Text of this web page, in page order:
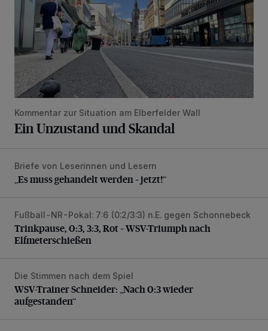
Kommentar zur Situation am Elberfelder Wall
Ein Unzustand und Skandal
„Es muss gehandelt werden – jetzt!“
Briefe von Leserinnen und Lesern
„Es muss gehandelt werden – jetzt!“
Trinkpause, 0:3, 3:3, Rot – WSV-Triumph nach
Fußball-NR-Pokal: 7:6 (0:2/3:3) n.E. gegen Schonnebeck
Trinkpause, 0:3, 3:3, Rot – WSV-Triumph nach
Elfmeterschießen
WSV-Trainer Schneider: „Nach 0:3 wieder aufgestanden“
Die Stimmen nach dem Spiel
WSV-Trainer Schneider: „Nach 0:3 wieder
aufgestanden“